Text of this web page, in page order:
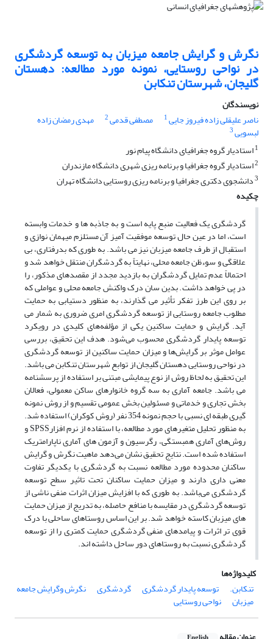
نگرش و گرایش جامعه میزبان به توسعه گردشگری
در نواحی روستایی، نمونه مورد مطالعه: دهستان
گلیجان، شهرستان تنکابن
نویسندگان
ناصر علیقلی زاده فیروز جایی1 مصطفی قدمی2 مهدی رمضان زاده
لبسویی3
1استادیار گروه جغرافیای دانشگاه پیام نور
2استادیار گروه جغرافیا و برنامه ریزی شهری دانشگاه مازندران
3دانشجوی دکتری جغرافیا و برنامه ریزی روستایی دانشگاه تهران
چکیده
گردشگری یک فعالیت منبع پایه است و به جاذبه ها و خدمات وابسته
است، اما در عین حال توسعه موفقیت آمیز آن مستلزم میهمان نوازی و
استقبال از طرف جامعه میزبان نیز می باشد. به طوری که بدرفتاری، بی
علاقگی و سوءظن جامعه محلی، نهایتاً به گردشگران منتقل خواهد شد و
احتمالاً عدم تمایل گردشگران به بازدید مجدد از مقصدهای مذکور، را
در پی خواهد داشت. بدین سان درک واکنش جامعه محلی و عواملی که
بر روی این طرز تفکر تأثیر می گذارند، به منظور دستیابی به حمایت
مطلوب جامعه روستایی از توسعه گردشگری امری ضروری به شمار می
آید. گرایش و حمایت ساکنین یکی از مؤلفه‌های کلیدی در رویکرد
توسعه پایدار گردشگری محسوب می‌شود. هدف این تحقیق، بررسی
عوامل موثر بر گرایش‌ها و میزان حمایت ساکنین از توسعه گردشگری
در نواحی روستایی دهستان گلیجان از توابع شهرستان تنکابن می باشد.
این تحقیق به لحاظ روش از نوع پیمایشی مبتنی بر استفاده از پرسشنامه
می باشد. جامعه آماری به سه گروه خانوارهای ساکن معمولی، فعالان
بخش تجاری و خدماتی و مسئولین بخش عمومی تقسیم و از روش نمونه
گیری طبقه ای نسبی با حجم نمونه 354 نفر (روش کوکران) استفاده شد.
به منظور تحلیل متغیرهای مورد مطالعه، با استفاده از نرم افزارSPSS و
روش‌های آماری همبستگی، رگرسیون و آزمون های آماری ناپارامتریک
استفاده شده است. نتایج تحقیق نشان می‌دهد ماهیت نگرش و گرایش
ساکنان محدوده مورد مطالعه نسبت به گردشگری با یکدیگر تفاوت
معنی داری دارند و میزان حمایت ساکنان تحت تاثیر سطح توسعه
گردشگری می‌باشد. به طوری که با افزایش میزان اثرات منفی ناشی از
توسعه گردشگری در مقایسه با منافع حاصله، به تدریج از میزان حمایت
های میزبان کاسته خواهد شد. بر این اساس روستاهای ساحلی با درک
قوی تر اثرات و پیامدهای منفی گردشگری حمایت کمتری را از توسعه
گردشگری نسبت به روستاهای دور ساحل داشته اند.
کلیدواژه‌ها
تنکابن.
توسعه پایدار گردشگری گردشگری نگرش وگرایش جامعه
میزبان نواحی روستایی